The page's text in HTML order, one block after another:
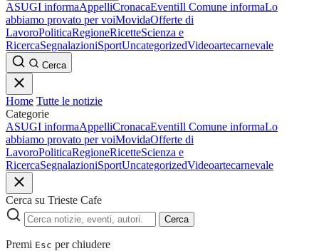
ASUGI informaAppelliCronacaEventiIl Comune informaLo
abbiamo provato per voiMovidaOfferte di
LavoroPoliticaRegioneRicetteScienza e
RicercaSegnalazioniSportUncategorizedVideoartecarnevale
Cerca
Home Tutte le notizie
Categorie
ASUGI informaAppelliCronacaEventiIl Comune informaLo
abbiamo provato per voiMovidaOfferte di
LavoroPoliticaRegioneRicetteScienza e
RicercaSegnalazioniSportUncategorizedVideoartecarnevale
Cerca su Trieste Cafe
Cerca
Premi Esc per chiudere